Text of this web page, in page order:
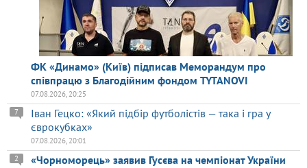
ФК «Динамо» (Київ) підписав Меморандум про
співпрацю з Благодійним фондом TYTANOVI
07.08.2026, 20:25
Іван Гецко: «Який підбір футболістів — така і гра у
єврокубках»
7
07.08.2026, 20:01
«Чорноморець» заявив Гусєва на чемпіонат України
2